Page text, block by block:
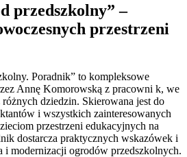
przedszkolny” –
przestrzeni
Poradnik” to kompleksowe
Annę Komorowską z pracowni k, we
różnych dziedzin. Skierowana jest do
i wszystkich zainteresowanych
przestrzeni edukacyjnych na
dostarcza praktycznych wskazówek i
i modernizacji ogrodów przedszkolnych.